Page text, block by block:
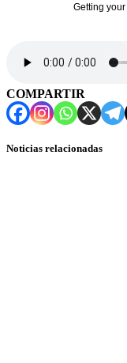
Getting your
COMPARTIR
Noticias relacionadas